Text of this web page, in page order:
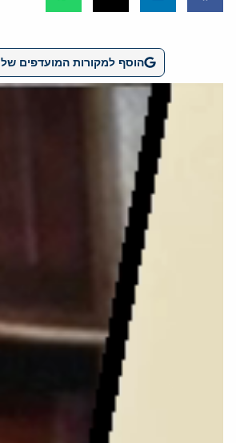
הוסף למקורות המועדפים של Google